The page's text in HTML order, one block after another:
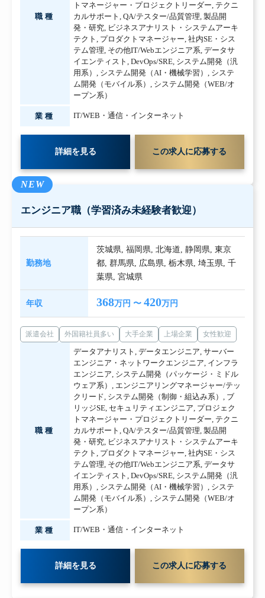
職種
トマネージャー・プロジェクトリーダー, テクニ
カルサポート , QA/テスター/品質管理, 製品開
発・研究, ビジネスアナリスト・システムアーキ
テクト , プロダクトマネージャー, 社内SE・シス
テム管理, その他IT/Webエンジニア系, データサ
イエンティスト , DevOps/SRE, システム開発（汎
用系） , システム開発（AI・機械学習） , システ
ム開発（モバイル系） , システム開発（WEB/オ
ープン系）
業種 IT/WEB・通信・インターネット
詳細を見る この求人に応募する
NEW
エンジニア職（学習済み未経験者歓迎）
勤務地
茨城県,福岡県,北海道,静岡県,東京
都,群馬県, 広島県,栃木県,埼玉県,千
葉県,宮城県
年収 368万円 〜420万円
派遣会社 外国籍社員多い 大手企業 上場企業 女性歓迎
職種
データアナリスト , データエンジニア, サーバー
エンジニア・ネットワークエンジニア, インフラ
エンジニア, システム開発（パッケージ・ミドル
ウェア系） , エンジニアリングマネージャー/テッ
クリード, システム開発（制御・組込み系） , ブ
リッジSE, セキュリティエンジニア, プロジェク
トマネージャー・プロジェクトリーダー, テクニ
カルサポート , QA/テスター/品質管理, 製品開
発・研究, ビジネスアナリスト・システムアーキ
テクト , プロダクトマネージャー, 社内SE・シス
テム管理, その他IT/Webエンジニア系, データサ
イエンティスト , DevOps/SRE, システム開発（汎
用系） , システム開発（AI・機械学習） , システ
ム開発（モバイル系） , システム開発（WEB/オ
ープン系）
業種 IT/WEB・通信・インターネット
詳細を見る この求人に応募する